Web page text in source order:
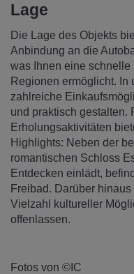
Lage
Die Lage des Objekts
Anbindung an die
was Ihnen eine schnelle
Regionen ermöglicht. In
zahlreiche
und praktisch gestalten.
Erholungsaktivitäten
Highlights: Neben der
romantischen Schloss
Entdecken einlädt,
Freibad. Darüber
Vielzahl kultureller
offenlassen.
Fotos von ©IC